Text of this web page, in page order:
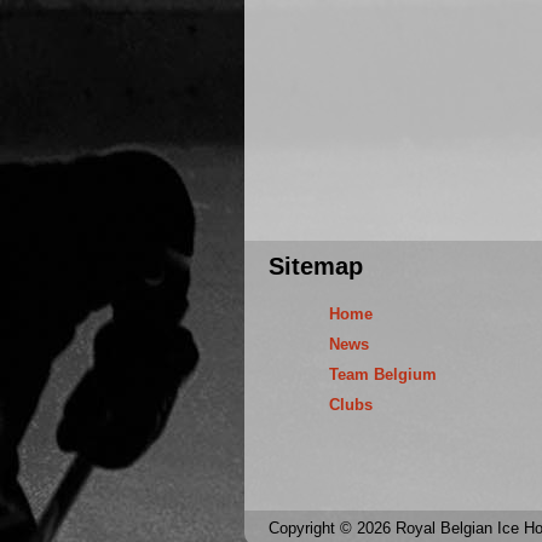
Sitemap
Home
News
Team Belgium
Clubs
Copyright © 2026 Royal Belgian Ice